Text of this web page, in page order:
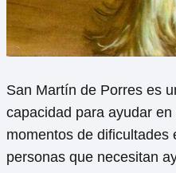
San Martín de Porres es
capacidad para ayudar
momentos de
personas que necesitan